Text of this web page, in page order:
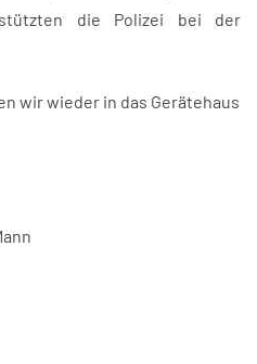
die Polizei bei der
wir wieder in das Gerätehaus